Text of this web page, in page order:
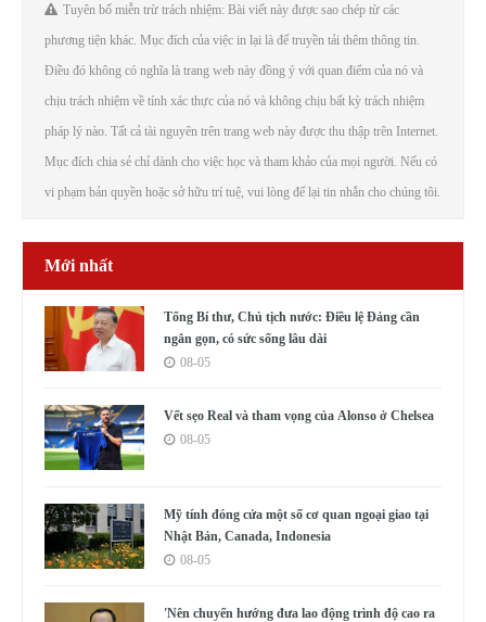
Tuyên bố miễn trừ trách nhiệm: Bài viết này được sao chép từ các
phương tiện khác. Mục đích của việc in lại là để truyền tải thêm thông tin.
Điều đó không có nghĩa là trang web này đồng ý với quan điểm của nó và
chịu trách nhiệm về tính xác thực của nó và không chịu bất kỳ trách nhiệm
pháp lý nào. Tất cả tài nguyên trên trang web này được thu thập trên Internet.
Mục đích chia sẻ chỉ dành cho việc học và tham khảo của mọi người. Nếu có
vi phạm bản quyền hoặc sở hữu trí tuệ, vui lòng để lại tin nhắn cho chúng tôi.
Mới nhất
Tổng Bí thư, Chủ tịch nước: Điều lệ Đảng cần
ngắn gọn, có sức sống lâu dài
08-05
Vết sẹo Real và tham vọng của Alonso ở Chelsea
08-05
Mỹ tính đóng cửa một số cơ quan ngoại giao tại
Nhật Bản, Canada, Indonesia
08-05
'Nên chuyển hướng đưa lao động trình độ cao ra